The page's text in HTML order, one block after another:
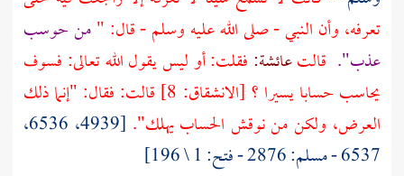
تعرفه، وأن النبي - صلى الله عليه وسلم - قال: "من حوسب
عذب". قالتعائشة: فقلت: أو ليس يقول الله تعالى: فسوف
يحاسب حسابا يسيرا ؟ [الانشقاق: 8] قالت: فقال: "إنما ذلك
العرض، ولكن من نوقش الحساب يهلك".
[4939، 6536،
6537 - مسلم: 2876 - فتح: 1 \ 196]